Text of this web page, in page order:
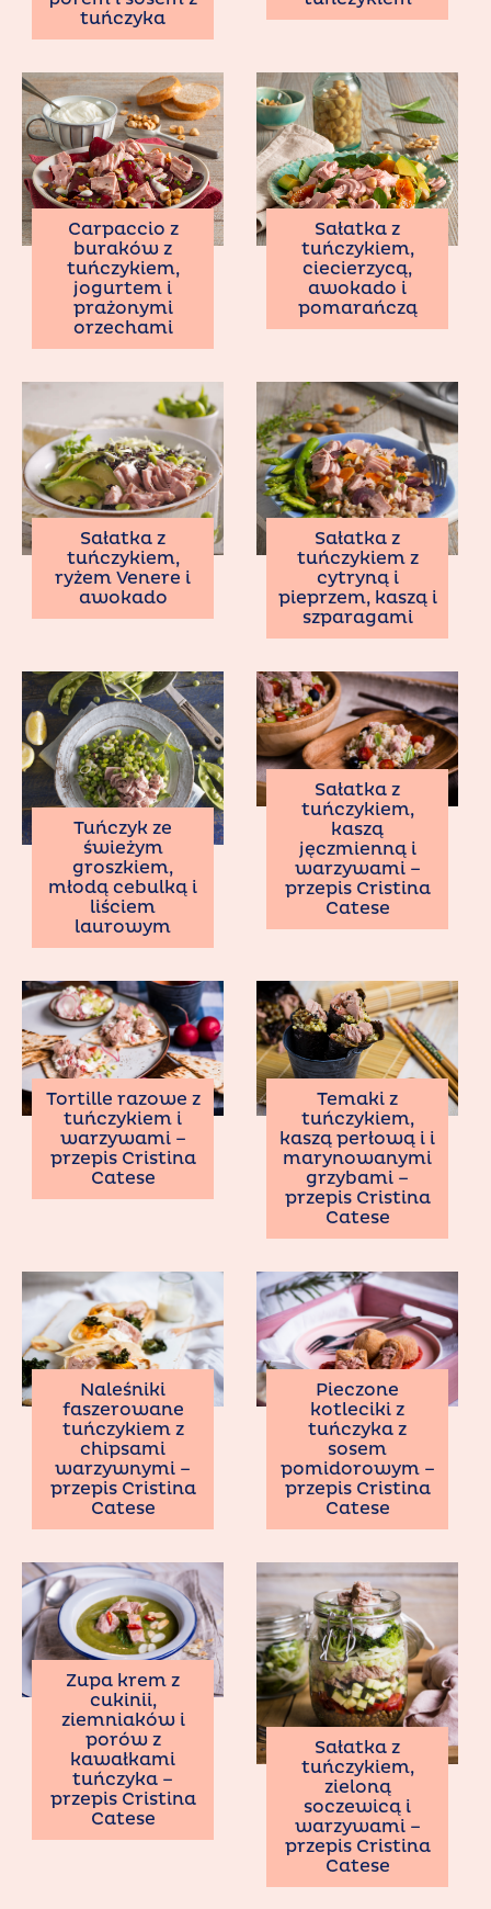
tuńczyka
Carpaccio z
buraków z
tuńczykiem,
jogurtem i
prażonymi
orzechami
Sałatka z
tuńczykiem,
ciecierzycą,
awokado i
pomarańczą
Sałatka z
tuńczykiem,
ryżem Venere i
awokado
Sałatka z
tuńczykiem z
cytryną i
pieprzem, kaszą i
szparagami
Tuńczyk ze
świeżym
groszkiem,
młodą cebulką i
liściem
laurowym
Sałatka z
tuńczykiem,
kaszą
jęczmienną i
warzywami –
przepis Cristina
Catese
Tortille razowe z
tuńczykiem i
warzywami –
przepis Cristina
Catese
Temaki z
tuńczykiem,
kaszą perłową i i
marynowanymi
grzybami –
przepis Cristina
Catese
Naleśniki
faszerowane
tuńczykiem z
chipsami
warzywnymi –
przepis Cristina
Catese
Pieczone
kotleciki z
tuńczyka z
sosem
pomidorowym –
przepis Cristina
Catese
Zupa krem z
cukinii,
ziemniaków i
porów z
kawałkami
tuńczyka –
przepis Cristina
Catese
Sałatka z
tuńczykiem,
zieloną
soczewicą i
warzywami –
przepis Cristina
Catese